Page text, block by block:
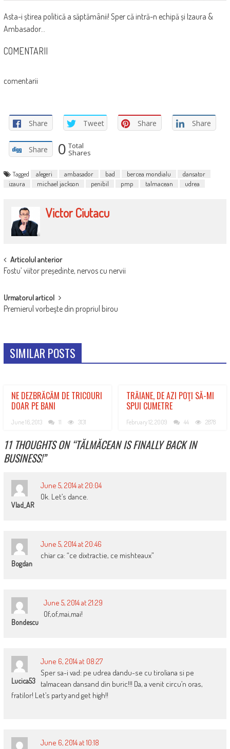
Asta-i știrea politică a săptămânii! Sper că intră-n echipă și Izaura &
Ambasador…
COMENTARII
comentarii
Share Tweet Share Share
Share 0 Total
Shares
Tagged alegeri ambasador bad bercea mondialu
dansator
izaura
michael jackson penibil pmp talmacean udrea
Victor Ciutacu
POST
NAVIGATION
Articolul anterior
Fostu’ viitor președinte, nervos cu nervii
Urmatorul articol
Premierul vorbeşte din propriul birou
SIMILAR POSTS
NE DEZBRĂCĂM DE TRICOURI
DOAR PE BANI
June 16, 2013 11 3131
TRĂIANE, DE AZI POŢI SĂ-MI
SPUI CUMETRE
February 12, 2009 44 2878
11 THOUGHTS ON “TĂLMĂCEAN IS FINALLY BACK IN
BUSINESS!”
Vlad_AR
June 5, 2014 at 20:04
Ok. Let’s dance.
Bogdan
June 5, 2014 at 20:46
chiar ca: “ce dixtractie, ce mishteaux”
Bondescu
June 5, 2014 at 21:29
Of,of,mai,mai!
Lucica53
June 6, 2014 at 08:27
Sper sa-i vad: pe udrea dandu-se cu tiroliana si pe
talmacean dansand din buric!!! Da, a venit circu’n oras,
fratilor! Let’s party and get high!!
June 6, 2014 at 10:18